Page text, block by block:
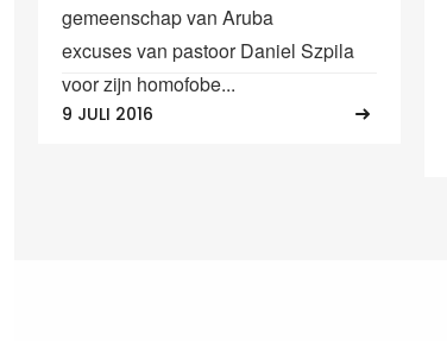
gemeenschap van Aruba
excuses van pastoor Daniel Szpila
voor zijn homofobe...
9 JULI 2016